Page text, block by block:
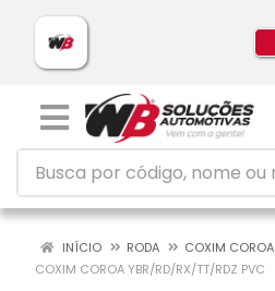
INÍCIO RODA
COXIM COROA
COXIM COROA YBR/RD/RX/TT/RDZ PVC